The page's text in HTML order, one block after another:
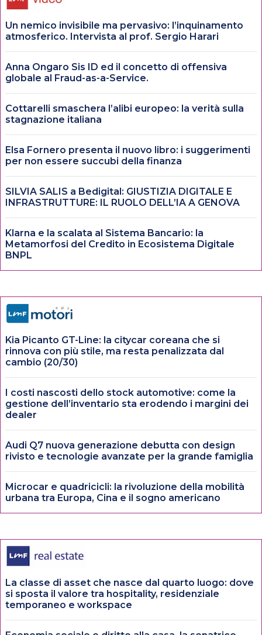
Un nemico invisibile ma pervasivo: l’inquinamento
atmosferico. Intervista al prof. Sergio Harari
Anna Ongaro Sis ID ed il concetto di offensiva
globale al Fraud-as-a-Service.
Cottarelli smaschera l’alibi europeo: la verità sulla
stagnazione italiana
Elsa Fornero presenta il nuovo libro: i suggerimenti
per non essere succubi della finanza
SILVIA SALIS a Bedigital: GIUSTIZIA DIGITALE E
INFRASTRUTTURE: IL RUOLO DELL’IA A GENOVA
Klarna e la scalata al Sistema Bancario: la
Metamorfosi del Credito in Ecosistema Digitale
BNPL
Kia Picanto GT-Line: la citycar coreana che si
rinnova con più stile, ma resta penalizzata dal
cambio (20/30)
I costi nascosti dello stock automotive: come la
gestione dell’inventario sta erodendo i margini dei
dealer
Audi Q7 nuova generazione debutta con design
rivisto e tecnologie avanzate per la grande famiglia
Microcar e quadricicli: la rivoluzione della mobilità
urbana tra Europa, Cina e il sogno americano
La classe di asset che nasce dal quarto luogo: dove
si sposta il valore tra hospitality, residenziale
temporaneo e workspace